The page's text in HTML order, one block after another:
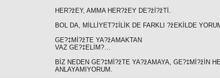
HER?žEY, AMMA HER?žEY DE?žİ?žTİ.
BOL DA, MİLLİYET?‡İLİK DE FARKLI ?žEKİLDE
GE?‡Mİ?žTE YA?žAMAKTAN
VAZ GE?‡ELİM?…
BİZ NEDEN GE?‡Mİ?žTE YA?žAMAYA, GE?‡Mİ?žİN
ANLAYAMIYORUM.